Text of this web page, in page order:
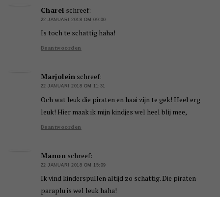
Charel schreef:
22 JANUARI 2018 OM 09:00
Is toch te schattig haha!
Beantwoorden
Marjolein schreef:
22 JANUARI 2018 OM 11:31
Och wat leuk die piraten en haai zijn te gek! Heel erg
leuk! Hier maak ik mijn kindjes wel heel blij mee,
Beantwoorden
Manon schreef:
22 JANUARI 2018 OM 15:09
Ik vind kinderspullen altijd zo schattig. Die piraten
paraplu is wel leuk haha!